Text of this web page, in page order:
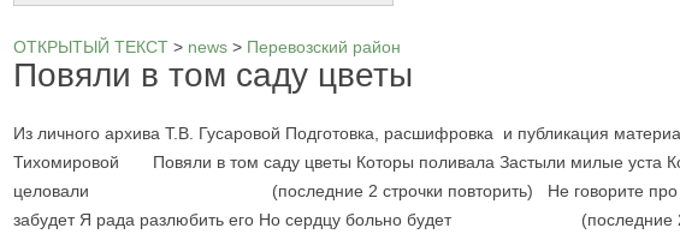
ОТКРЫТЫЙ ТЕКСТ > news > Перевозский район
Повяли в том саду цветы
Из личного архива Т.В. Гусаровой Подготовка, расшифровка и публикация
Тихомировой Повяли в том саду цветы Которы поливала Застыли милые уста
целовали (последние 2 строчки повторить) Не говорите про
забудет Я рада разлюбить его Но сердцу больно будет (последние 2